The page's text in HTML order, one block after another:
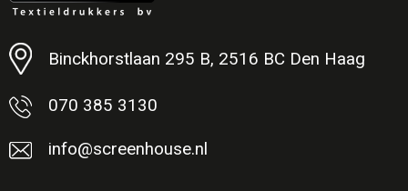
Minimale afname: 1
Binckhorstlaan 295 B, 2516 BC Den Haag
070 385 3130
info@screenhouse.nl